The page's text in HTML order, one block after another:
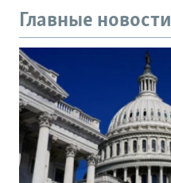
Главные новости